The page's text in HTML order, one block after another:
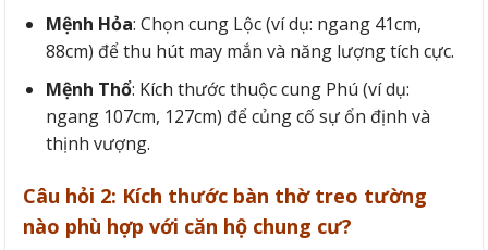
Mệnh Hỏa: Chọn cung Lộc (ví dụ: ngang 41cm,
88cm) để thu hút may mắn và năng lượng tích cực.
Mệnh Thổ: Kích thước thuộc cung Phú (ví dụ:
ngang 107cm, 127cm) để củng cố sự ổn định và
thịnh vượng.
Câu hỏi 2: Kích thước bàn thờ treo tường
nào phù hợp với căn hộ chung cư?